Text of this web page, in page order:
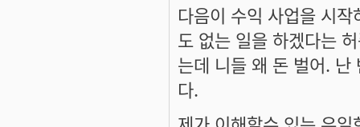
다음이 수익 사업을 시
도 없는 일을 하겠다는
는데 니들 왜 돈 벌어.
다.